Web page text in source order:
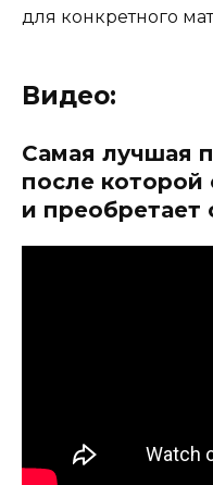
для конкретного
Видео:
Самая лучшая
после которой
и преобретает